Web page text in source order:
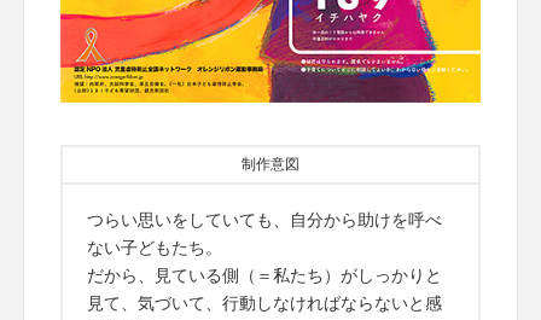
制作意図
つらい思いをしていても、自分から助けを呼べ
ない子どもたち。
だから、見ている側（＝私たち）がしっかりと
見て、気づいて、行動しなければならないと感